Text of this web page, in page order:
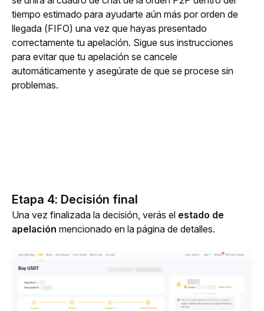
tiempo estimado para ayudarte aún más por orden de
llegada (FIFO) una vez que hayas presentado
correctamente tu apelación. Sigue sus instrucciones
para evitar que tu apelación se cancele
automáticamente y asegúrate de que se procese sin
problemas.
Etapa 4: Decisión final
Una vez finalizada la decisión, verás el estado de
apelación mencionado en la página de detalles.